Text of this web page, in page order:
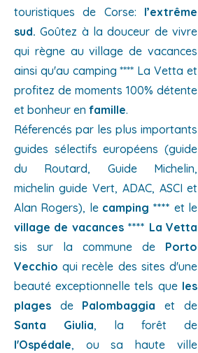
touristiques de Corse: l’extrême
sud.Goûtez à la douceur de vivre
qui règne au village de vacances
ainsi qu'au camping**** La Vetta et
profitez de moments 100% détente
et bonheur en famille.
Réferencés par les plus importants
guides sélectifs européens (guide
du Routard, Guide Michelin,
michelin guide Vert, ADAC, ASCI et
Alan Rogers), le camping **** et le
village de vacances **** La Vetta
sis sur la commune de Porto
Vecchio qui recèle des sites d'une
beauté exceptionnelle tels que les
plagesde Palombaggia et de
Santa Giulia, la forêt de
l'Ospédale, ou sa haute ville